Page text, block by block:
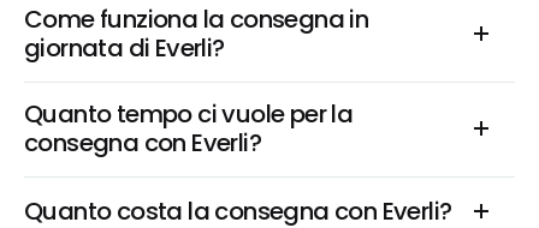
Come funziona la consegna in
giornata di Everli?
Quanto tempo ci vuole per la
consegna con Everli?
Quanto costa la consegna con Everli?